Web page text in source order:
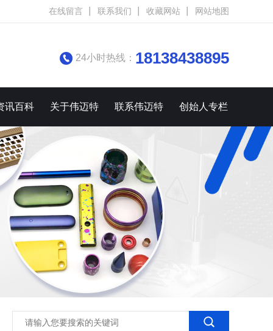
在线留言 联系我们 收藏网站 网站地图
24小时热线： 18138438895
讯百科 关于伟迈特 联系伟迈特 创始人专栏